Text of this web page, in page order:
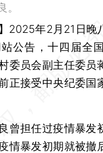
。
2025年2月21日晚
公告，十四届全
委员会副主任委员
正接受中央纪委国
担任过疫情暴发
情暴发初期就被撤